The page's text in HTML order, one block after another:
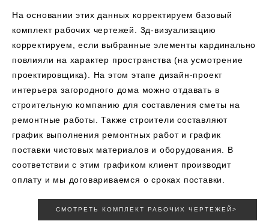
На основании этих данных корректируем базовый
комплект рабочих чертежей. 3д-визуализацию
корректируем, если выбранные элементы кардинально
повлияли на характер пространства (на усмотрение
проектировщика). На этом этапе дизайн-проект
интерьера загородного дома можно отдавать в
строительную компанию для составления сметы на
ремонтные работы. Также строители составляют
график выполнения ремонтных работ и график
поставки чистовых материалов и оборудования. В
соответствии с этим графиком клиент производит
оплату и мы договариваемся о сроках поставки.
СМОТРЕТЬ КОМПЛЕКТ РАБОЧИХ ЧЕРТЕЖЕЙ>